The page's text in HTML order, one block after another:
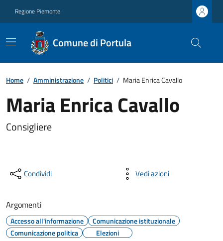
Regione Piemonte
Comune di Portula
Home / Amministrazione / Politici / Maria Enrica Cavallo
Maria Enrica Cavallo
Consigliere
Condividi Vedi azioni
Argomenti
Accesso all'informazione
Comunicazione istituzionale
Comunicazione politica
Elezioni